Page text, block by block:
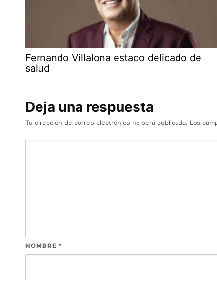
Fernando Villalona estado delicado de
salud
Deja una respuesta
Tu dirección de correo electrónico no será publicada. Los
NOMBRE *